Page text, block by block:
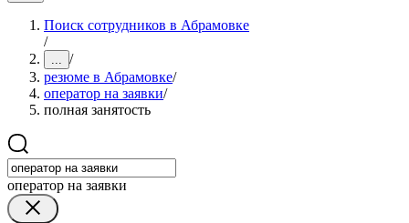
Поиск сотрудников в Абрамовке
/
... /
резюме в Абрамовке/
оператор на заявки/
полная занятость
оператор на заявки